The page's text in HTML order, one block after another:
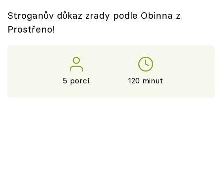
Sledujte prima+
Stroganův důkaz zrady podle Obinna z
Prostřeno!
5 porcí 120 minut